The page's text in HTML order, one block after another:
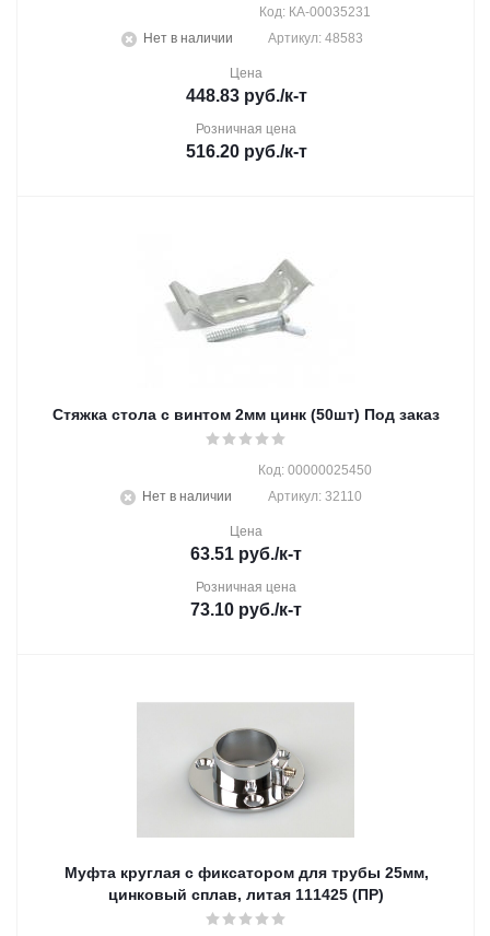
Нет в наличии
Код: КА-00035231
Артикул: 48583
Цена
448.83руб./к-т
Розничная цена
516.20руб./к-т
Стяжка стола с винтом 2мм цинк (50шт) Под заказ
Нет в наличии
Код: 00000025450
Артикул: 32110
Цена
63.51 руб./к-т
Розничная цена
73.10 руб./к-т
Муфта круглая с фиксатором для трубы 25мм,
цинковый сплав, литая 111425 (ПР)